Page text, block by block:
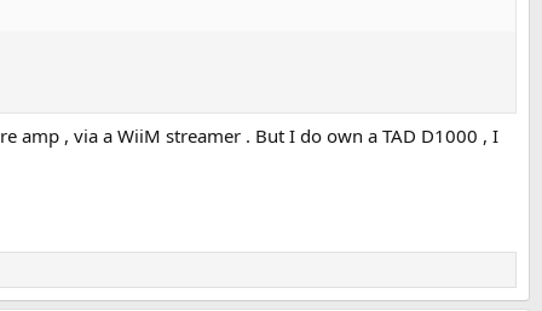
amp , via a WiiM streamer . But I do own a TAD D1000 , I